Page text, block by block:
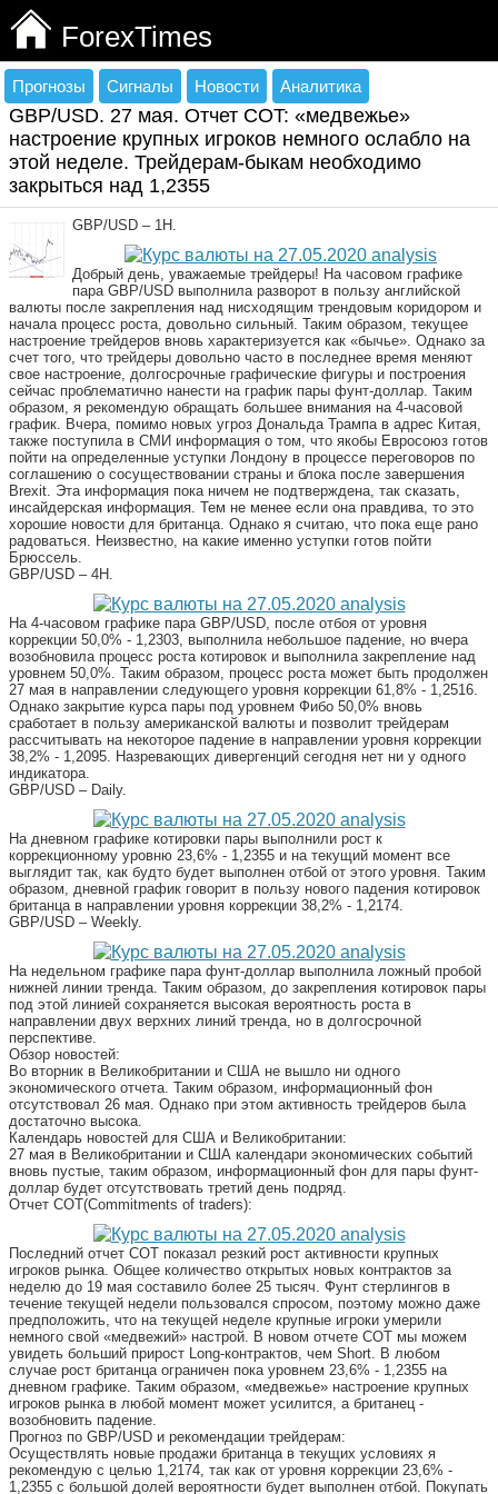
ForexTimes
Прогнозы Сигналы Новости Аналитика
GBP/USD. 27 мая. Отчет COT: «медвежье»
настроение крупных игроков немного ослабло на
этой неделе. Трейдерам-быкам необходимо
закрыться над 1,2355
GBP/USD – 1H.
Добрый день, уважаемые трейдеры! На часовом графике
пара GBP/USD выполнила разворот в пользу английской
валюты после закрепления над нисходящим трендовым коридором и
начала процесс роста, довольно сильный. Таким образом, текущее
настроение трейдеров вновь характеризуется как «бычье». Однако за
счет того, что трейдеры довольно часто в последнее время меняют
свое настроение, долгосрочные графические фигуры и построения
сейчас проблематично нанести на график пары фунт-доллар. Таким
образом, я рекомендую обращать большее внимания на 4-часовой
график. Вчера, помимо новых угроз Дональда Трампа в адрес Китая,
также поступила в СМИ информация о том, что якобы Евросоюз готов
пойти на определенные уступки Лондону в процессе переговоров по
соглашению о сосуществовании страны и блока после завершения
Brexit. Эта информация пока ничем не подтверждена, так сказать,
инсайдерская информация. Тем не менее если она правдива, то это
хорошие новости для британца. Однако я считаю, что пока еще рано
радоваться. Неизвестно, на какие именно уступки готов пойти
Брюссель.
GBP/USD – 4H.
На 4-часовом графике пара GBP/USD, после отбоя от уровня
коррекции 50,0% - 1,2303, выполнила небольшое падение, но вчера
возобновила процесс роста котировок и выполнила закрепление над
уровнем 50,0%. Таким образом, процесс роста может быть продолжен
27 мая в направлении следующего уровня коррекции 61,8% - 1,2516.
Однако закрытие курса пары под уровнем Фибо 50,0% вновь
сработает в пользу американской валюты и позволит трейдерам
рассчитывать на некоторое падение в направлении уровня коррекции
38,2% - 1,2095. Назревающих дивергенций сегодня нет ни у одного
индикатора.
GBP/USD – Daily.
На дневном графике котировки пары выполнили рост к
коррекционному уровню 23,6% - 1,2355 и на текущий момент все
выглядит так, как будто будет выполнен отбой от этого уровня. Таким
образом, дневной график говорит в пользу нового падения котировок
британца в направлении уровня коррекции 38,2% - 1,2174.
GBP/USD – Weekly.
На недельном графике пара фунт-доллар выполнила ложный пробой
нижней линии тренда. Таким образом, до закрепления котировок пары
под этой линией сохраняется высокая вероятность роста в
направлении двух верхних линий тренда, но в долгосрочной
перспективе.
Обзор новостей:
Во вторник в Великобритании и США не вышло ни одного
экономического отчета. Таким образом, информационный фон
отсутствовал 26 мая. Однако при этом активность трейдеров была
достаточно высока.
Календарь новостей для США и Великобритании:
27 мая в Великобритании и США календари экономических событий
вновь пустые, таким образом, информационный фон для пары фунт-
доллар будет отсутствовать третий день подряд.
Отчет COT(Commitments of traders):
Последний отчет COT показал резкий рост активности крупных
игроков рынка. Общее количество открытых новых контрактов за
неделю до 19 мая составило более 25 тысяч. Фунт стерлингов в
течение текущей недели пользовался спросом, поэтому можно даже
предположить, что на текущей неделе крупные игроки умерили
немного свой «медвежий» настрой. В новом отчете COT мы можем
увидеть больший прирост Long-контрактов, чем Short. В любом
случае рост британца ограничен пока уровнем 23,6% - 1,2355 на
дневном графике. Таким образом, «медвежье» настроение крупных
игроков рынка в любой момент может усилится, а британец -
возобновить падение.
Прогноз по GBP/USD и рекомендации трейдерам:
Осуществлять новые продажи британца в текущих условиях я
рекомендую с целью 1,2174, так как от уровня коррекции 23,6% -
1,2355 с большой долей вероятности будет выполнен отбой. Покупать